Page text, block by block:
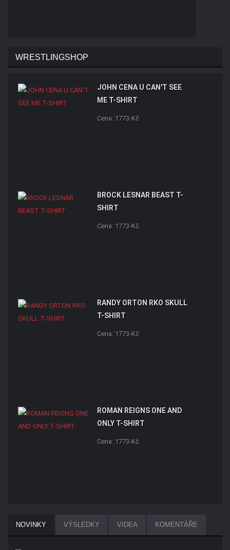
WRESTLINGSHOP
JOHN CENA U CAN'T SEE
ME T-SHIRT
Cena: 1773-Kč
BROCK LESNAR BEAST T-
SHIRT
Cena: 1773-Kč
RANDY ORTON RKO SKULL
T-SHIRT
Cena: 1773-Kč
ROMAN REIGNS ONE AND
ONLY T-SHIRT
Cena: 1773-Kč
NOVINKY VÝSLEDKY VIDEA KOMENTÁŘE